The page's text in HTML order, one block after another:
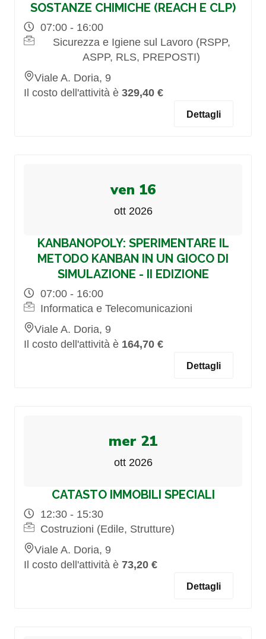
SOSTANZE CHIMICHE (REACH E CLP)
07:00 - 16:00
Sicurezza e Igiene sul Lavoro (RSPP,
ASPP, RLS, PREPOSTI)
Viale A. Doria, 9
Il costo dell'attività è 329,40 €
Dettagli
ven 16
ott 2026
KANBANOPOLY: SPERIMENTARE IL
METODO KANBAN IN UN GIOCO DI
SIMULAZIONE - II EDIZIONE
07:00 - 16:00
Informatica e Telecomunicazioni
Viale A. Doria, 9
Il costo dell'attività è 164,70 €
Dettagli
mer 21
ott 2026
CATASTO IMMOBILI SPECIALI
12:30 - 15:30
Costruzioni (Edile, Strutture)
Viale A. Doria, 9
Il costo dell'attività è 73,20 €
Dettagli